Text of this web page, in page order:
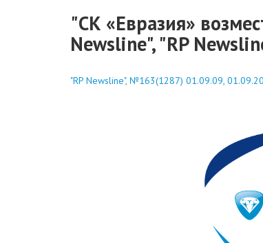
"СК «Евразия»
Newsline", "RP
"RP Newsline", №163(1287) 01.09.09,